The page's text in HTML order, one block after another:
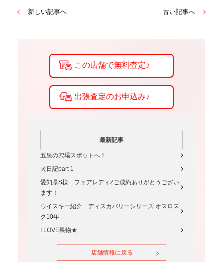
新しい記事へ 古い記事へ
最新記事
五泉の穴場スポットへ！
犬日記part 1
愛知県S様 フェアレディZご成約ありがとうござい
ます！
ウイスキー紹介 ディスカバリーシリーズ オスロス
ク10年
I LOVE果物★
店舗情報に戻る